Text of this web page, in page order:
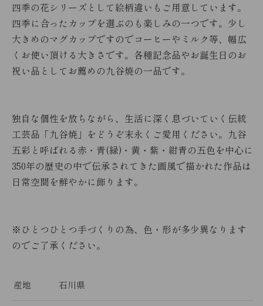
四季の花シリーズとして絵柄違いもご用意しています。
四季に合ったカップを選ぶのも楽しみの一つです。少し
大きめのマグカップですのでコーヒーやミルク等、幅広
くお使い頂ける大きさです。各種記念品やお誕生日のお
祝い品としてお薦めの九谷焼の一品です。
独自な個性を放ちながら、生活に深く息づいていく伝統
工芸品「九谷焼」をどうぞ末永くご愛用ください。九谷
五彩と呼ばれる赤・青(緑)・黄・紫・紺青の五色を中心に
350年の歴史の中で伝承されてきた画風で描かれた作品は
日常空間を鮮やかに飾ります。
※ひとつひとつ手づくりの為、色・形が多少異なります
のでご了承ください。
産地 石川県